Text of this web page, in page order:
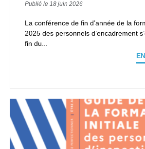
Publié le 18 juin 2026
La conférence de fin d’année de la
2025 des personnels d’encadrement
fin du...